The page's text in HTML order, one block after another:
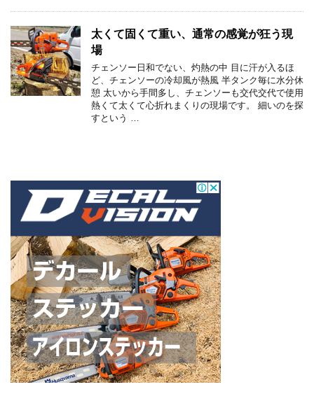
太くて固くて重い、通常の感覚が狂う現
場
チェンソー日和でない、灼熱の中 目に汗が入るほ
ど、チェンソーの冷却風が熱風 半タンク毎に水分休
憩 太いから手間多し、チェンソーも交代交代で使用
熱くて太くて心折れまくりの現場です。 細いのを探
すという …